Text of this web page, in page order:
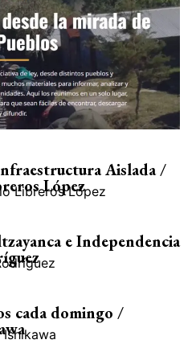
Aislada /
López
Libreros López
e Independencia
cada domingo /